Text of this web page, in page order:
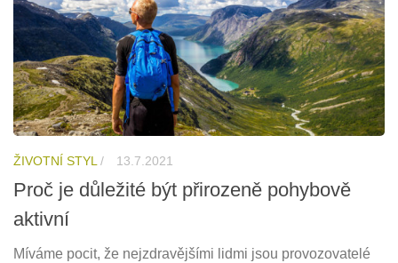
ŽIVOTNÍ STYL / 13.7.2021
Proč je důležité být přirozeně pohybově
aktivní
Míváme pocit, že nejzdravějšími lidmi jsou provozovatelé